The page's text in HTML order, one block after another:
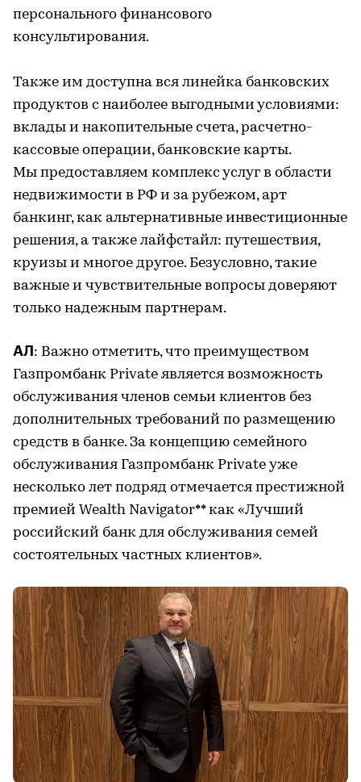
персонального финансового
консультирования.
Также им доступна вся линейка банковских
продуктов с наиболее выгодными условиями:
вклады и накопительные счета, расчетно-
кассовые операции, банковские карты.
Мы предоставляем комплекс услуг в области
недвижимости в РФ и за рубежом, арт
банкинг, как альтернативные инвестиционные
решения, а также лайфстайл: путешествия,
круизы и многое другое. Безусловно, такие
важные и чувствительные вопросы доверяют
только надежным партнерам.
АЛ : Важно отметить, что преимуществом
Газпромбанк Private является возможность
обслуживания членов семьи клиентов без
дополнительных требований по размещению
средств в банке. За концепцию семейного
обслуживания Газпромбанк Private уже
несколько лет подряд отмечается престижной
премией Wealth Navigator** как «Лучший
российский банк для обслуживания семей
состоятельных частных клиентов».